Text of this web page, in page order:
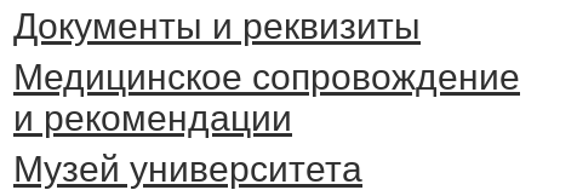
Документы и реквизиты
Медицинское сопровождение
и рекомендации
Музей университета